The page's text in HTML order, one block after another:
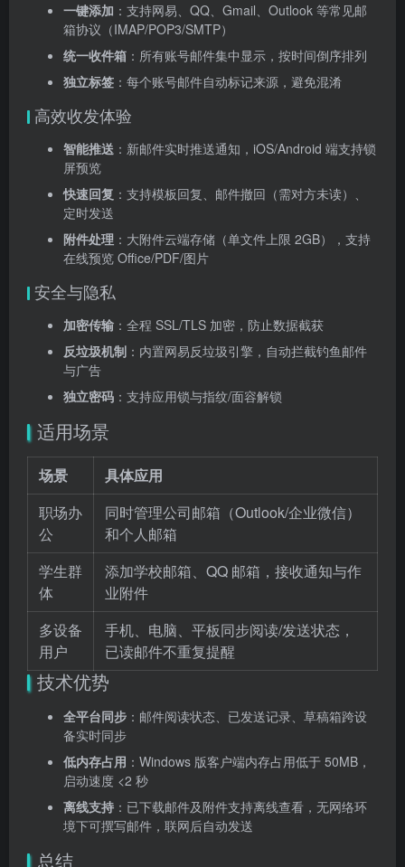
一键添加 ：支持网易、QQ、Gmail、Outlook 等常见邮
箱协议（IMAP/POP3/SMTP）
统一收件箱 ：所有账号邮件集中显示，按时间倒序排列
独立标签 ：每个账号邮件自动标记来源，避免混淆
高效收发体验
智能推送 ：新邮件实时推送通知，iOS/Android 端支持锁
屏预览
快速回复 ：支持模板回复、邮件撤回（需对方未读）、
定时发送
附件处理 ：大附件云端存储（单文件上限 2GB），支持
在线预览 Office/PDF/图片
安全与隐私
加密传输 ：全程 SSL/TLS 加密，防止数据截获
反垃圾机制 ：内置网易反垃圾引擎，自动拦截钓鱼邮件
与广告
独立密码 ：支持应用锁与指纹/面容解锁
适用场景
场景
具体应用
职场办
公
同时管理公司邮箱（Outlook/企业微信）
和个人邮箱
学生群
体
添加学校邮箱、QQ 邮箱，接收通知与作
业附件
多设备
用户
手机、电脑、平板同步阅读/发送状态，
已读邮件不重复提醒
技术优势
全平台同步 ：邮件阅读状态、已发送记录、草稿箱跨设
备实时同步
低内存占用 ：Windows 版客户端内存占用低于 50MB，
启动速度 <2 秒
离线支持 ：已下载邮件及附件支持离线查看，无网络环
境下可撰写邮件，联网后自动发送
总结